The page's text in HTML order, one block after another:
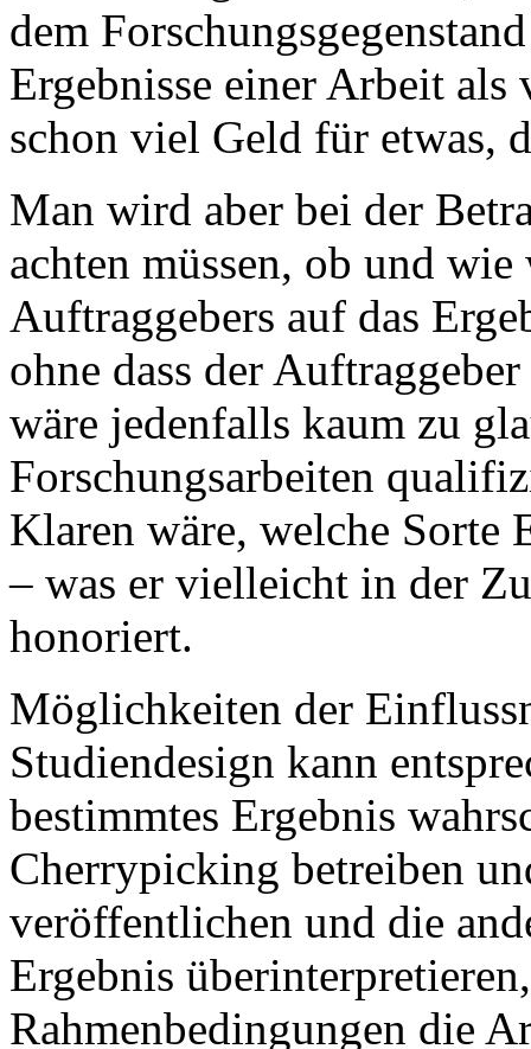
dem
Ergebnisse einer Arbeit als
schon viel Geld für etwas,
Man wird aber bei der
achten müssen, ob und
Auftraggebers auf das
ohne dass der
wäre jedenfalls kaum zu
Forschungsarbeiten
Klaren wäre, welche Sorte
– was er vielleicht in der
honoriert.
Möglichkeiten der
Studiendesign kann
bestimmtes Ergebnis
Cherrypicking betreiben
veröffentlichen und die
Ergebnis
Rahmenbedingungen die